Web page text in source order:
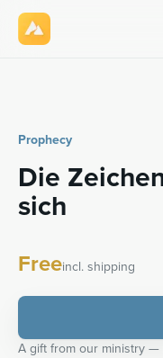
Prophecy
Die
sich
Freeincl. shipping
A gift from our ministry —